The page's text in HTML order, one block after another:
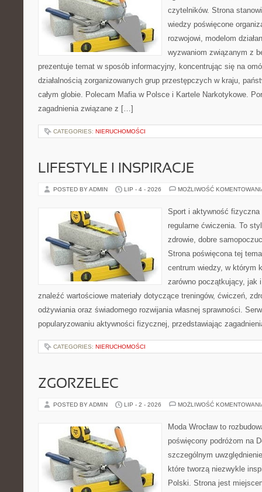
czytelników. Strona
wiedzy poświęcone
rozwojowi, modelom
wyzwaniom związanym z
prezentuje temat w sposób informacyjny, koncentrując się na
działalnością zorganizowanych grup przestępczych w kraju,
całym globie. Polecam Mafia w Polsce i Kartele Narkotykowe.
zagadnienia związane z […]
CATEGORIES: NIERUCHOMOŚCI
LIFESTYLE I INSPIRACJE
POSTED BY ADMIN LIP - 4 - 2026 MOŻLIWOŚĆ
Sport i aktywność
regularne ćwiczenia. To
zdrowie, dobre
Strona poświęcona tej
centrum wiedzy, w którym
zarówno początkujący, jak
znaleźć wartościowe materiały dotyczące treningów, ćwiczeń,
odżywiania oraz świadomego rozwijania własnej sprawności.
popularyzowaniu aktywności fizycznej, przedstawiając
CATEGORIES: NIERUCHOMOŚCI
ZGORZELEC
POSTED BY ADMIN LIP - 2 - 2026 MOŻLIWOŚĆ
Moda Wrocław to
poświęcony podróżom na
szczególnym
które tworzą niezwykle
Polski. Strona jest